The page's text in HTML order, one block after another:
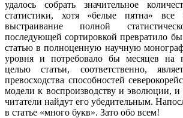
удалось собрать значительное
статистики, хотя «белые пятна» все
выстраивание полной
последующей сортировкой превратило
статью в полноценную научную
уровня и потребовало бы месяцев на
целью статьи, соответственно,
превосходства способностей
модели к воспроизводству и эволюции, и
читатели найдут его убедительным.
в статье «много букв». Зато обо всем!